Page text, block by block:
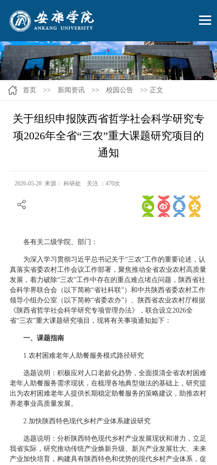
首页 >> 新闻资讯 >> 校园公告 >> 正文
关于组织申报陕西省哲学社会科学研究专
项2026年全省“三农”重大课题研究项目的
通知
2026-05-28 来源： 科研处 关注 ： 470次
各有关二级学院、部门：
为深入学习贯彻习近平总书记关于“三农”工作的重要论述，认
真落实省委农村工作会议工作部署，聚焦推动全省农业农村高质量
发展，着力破除“三农”工作中存在的重点难点堵点问题，陕西省社
会科学界联合会（以下简称“省社科联”）和中共陕西省委农村工作
领导小组办公室（以下简称“省委农办”）、陕西省农业农村厅根据
《陕西省哲学社会科学研究专项管理办法》，联合设立2026全
省“三农”重大课题研究项目，现将有关事项通知如下：
一、课题指南
1.农村困难老年人助餐服务模式路径研究
选题说明：积极应对人口老龄化趋势，全面摸清全省农村困难
老年人助餐服务需求现状，在梳理各地典型做法的基础上，研究提
出为农村困难老年人提供长期稳定助餐服务的策略建议，助推农村
养老事业高质量发展。
2.加快陕西特色现代乡村产业体系建设研究
选题说明：分析陕西特色现代乡村产业发展现状和潜力，立足
我省实际，研究推动传统产业焕新升级、新兴产业发展壮大、未来
产业加快培育，构建具有陕西特色和优势的现代乡村产业体系，促